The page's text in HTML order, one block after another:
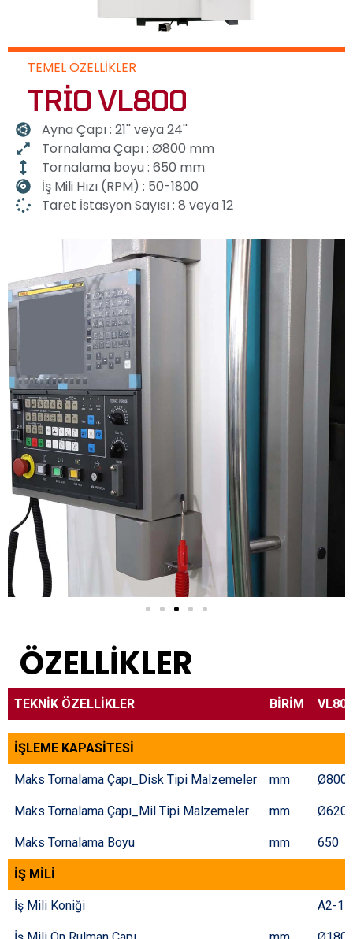
TEMEL ÖZELLIKLER
TRIO VL800
Ayna Çapı : 21'' veya 24''
Tornalama Çapı : Ø800 mm
Tornalama boyu : 650 mm
İş Mili Hızı (RPM) : 50-1800
Taret İstasyon Sayısı : 8 veya 12
ÖZELLİKLER
TEKNİK ÖZELLİKLER BİRİM VL800
İŞLEME KAPASİTESİ
Maks Tornalama Çapı_Disk Tipi Malzemeler mm Ø800
Maks Tornalama Çapı_Mil Tipi Malzemeler mm Ø620
Maks Tornalama Boyu mm 650
İŞ MİLİ
İş Mili Koniği A2-11